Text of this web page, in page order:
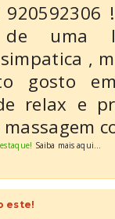
uma
,
gosto
relax e
Saiba mais aqui...
este!